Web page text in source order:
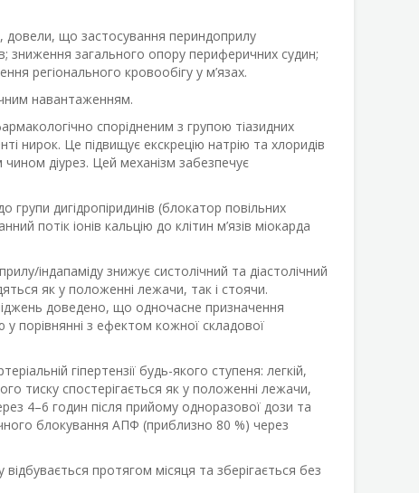
довели, що застосування периндоприлу
зниження загального опору периферичних судин;
регіонального кровообігу у м’язах.
навантаженням.
спорідненим з групою тіазидних
нирок. Це підвищує екскрецію натрію та хлоридів
діурез. Цей механізм забезпечує
групи дигідропіридинів (блокатор повільних
потік іонів кальцію до клітин м’язів міокарда
індапаміду знижує систолічний та діастолічний
як у положенні лежачи, так і стоячи.
доведено, що одночасне призначення
у порівнянні з ефектом кожної складової
гіпертензії будь-якого ступеня: легкій,
тиску спостерігається як у положенні лежачи,
4–6 годин після прийому одноразової дози та
блокування АПФ (приблизно 80 %) через
відбувається протягом місяця та зберігається без